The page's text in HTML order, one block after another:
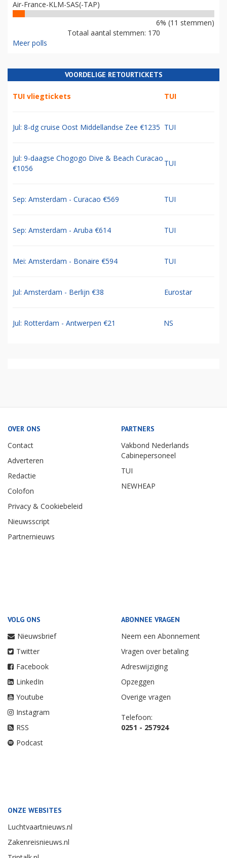
Air-France-KLM-SAS(-TAP)
6% (11 stemmen)
Totaal aantal stemmen: 170
Meer polls
VOORDELIGE RETOURTICKETS
TUI vliegtickets TUI
Jul: 8-dg cruise Oost Middellandse Zee €1235 TUI
Jul: 9-daagse Chogogo Dive & Beach Curacao
€1056
TUI
Sep: Amsterdam - Curacao €569 TUI
Sep: Amsterdam - Aruba €614 TUI
Mei: Amsterdam - Bonaire €594 TUI
Jul: Amsterdam - Berlijn €38 Eurostar
Jul: Rotterdam - Antwerpen €21 NS
OVER ONS
Contact
Adverteren
Redactie
Colofon
Privacy & Cookiebeleid
Nieuwsscript
Partnernieuws
PARTNERS
Vakbond Nederlands
Cabinepersoneel
TUI
NEWHEAP
VOLG ONS
Nieuwsbrief
Twitter
Facebook
LinkedIn
Youtube
Instagram
RSS
Podcast
ABONNEE VRAGEN
Neem een Abonnement
Vragen over betaling
Adreswijziging
Opzeggen
Overige vragen
Telefoon:
0251 - 257924
ONZE WEBSITES
Luchtvaartnieuws.nl
Zakenreisnieuws.nl